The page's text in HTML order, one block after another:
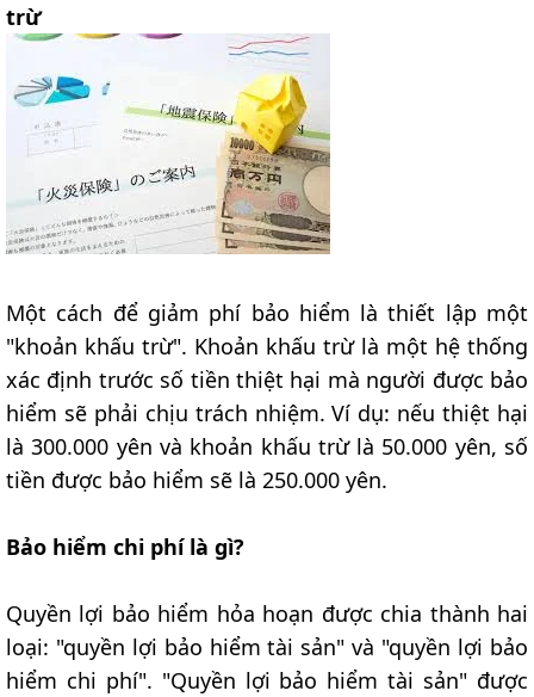
trừ
Một cách để giảm phí bảo hiểm là thiết lập một
"khoản khấu trừ". Khoản khấu trừ là một hệ thống
xác định trước số tiền thiệt hại mà người được bảo
hiểm sẽ phải chịu trách nhiệm. Ví dụ: nếu thiệt hại
là 300.000 yên và khoản khấu trừ là 50.000 yên, số
tiền được bảo hiểm sẽ là 250.000 yên.
Bảo hiểm chi phí là gì?
Quyền lợi bảo hiểm hỏa hoạn được chia thành hai
loại: "quyền lợi bảo hiểm tài sản" và "quyền lợi bảo
hiểm chi phí". "Quyền lợi bảo hiểm tài sản" được